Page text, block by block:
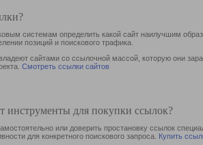
системам определить какой сайт наилучшим
позиций и поискового трафика.
сайтами со ссылочной массой, которую они
Смотреть ссылки сайтов
инструменты для покупки ссылок?
или доверить простановку ссылок
для конкретного поискового запроса. Купить